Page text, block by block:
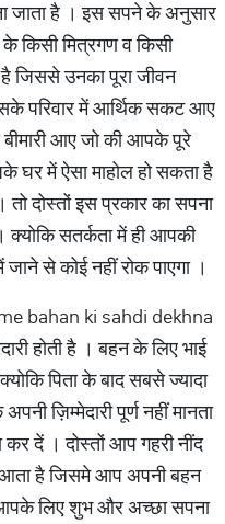
जाता है । इस सपने के अनुसार
किसी मित्रगण व किसी
जिससे उनका पूरा जीवन
परिवार में आर्थिक सकट आए
बीमारी आए जो की आपके पूरे
घर में ऐसा माहोल हो सकता है
दोस्तों इस प्रकार का सपना
सतर्कता में ही आपकी
से कोई नहीं रोक पाएगा ।
bahan ki sahdi dekhna
होती है । बहन के लिए भाई
पिता के बाद सबसे ज्यादा
ज़िम्मेदारी पूर्ण नहीं मानता
दें । दोस्तों आप गहरी नींद
है जिसमे आप अपनी बहन
आपके लिए शुभ और अच्छा सपना